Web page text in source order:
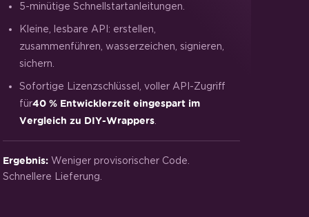
5-minütige Schnellstartanleitungen.
Kleine, lesbare API: erstellen,
zusammenführen, wasserzeichen, signieren,
sichern.
Sofortige Lizenzschlüssel, voller API-Zugriff
für40 % Entwicklerzeit eingespart im
Vergleich zu DIY-Wrappers
Ergebnis: Weniger provisorischer Code.
Schnellere Lieferung.